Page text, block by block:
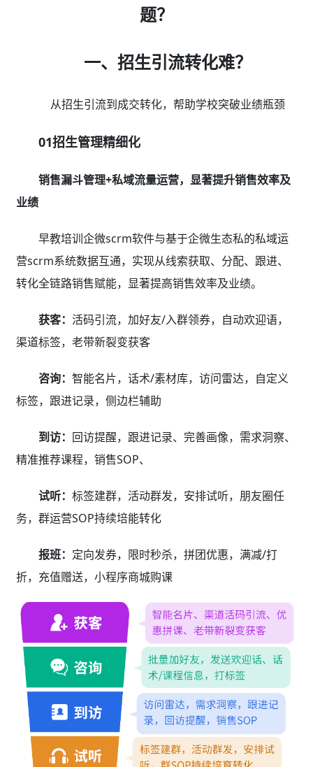
题？
一、招生引流转化难？
从招生引流到成交转化，帮助学校突破业绩瓶颈
01招生管理精细化
销售漏斗管理+私域流量运营，显著提升销售效率及
业绩
早教培训企微scrm软件与基于企微生态私的私域运
营scrm系统数据互通，实现从线索获取、分配、跟进、
转化全链路销售赋能，显著提高销售效率及业绩。
获客： 活码引流，加好友/入群领券，自动欢迎语，
渠道标签，老带新裂变获客
咨询： 智能名片，话术/素材库，访问雷达，自定义
标签，跟进记录，侧边栏辅助
到访： 回访提醒，跟进记录、完善画像，需求洞察、
精准推荐课程，销售SOP、
试听： 标签建群，活动群发，安排试听，朋友圈任
务，群运营SOP持续培能转化
报班： 定向发券，限时秒杀，拼团优惠，满减/打
折，充值赠送，小程序商城购课